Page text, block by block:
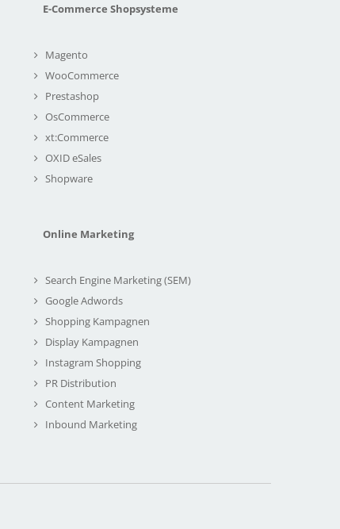
E-Commerce Shopsysteme
Magento
WooCommerce
Prestashop
OsCommerce
xt:Commerce
OXID eSales
Shopware
Online Marketing
Search Engine Marketing (SEM)
Google Adwords
Shopping Kampagnen
Display Kampagnen
Instagram Shopping
PR Distribution
Content Marketing
Inbound Marketing